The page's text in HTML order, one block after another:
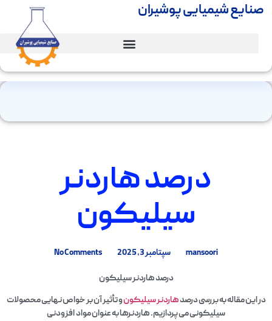
صنایع شیمیایی پوشیران
درصد هاردنر
سیلیکون
mansoori سپتامبر 3, 2025 No Comments
درصد هاردنر سیلیکون
در این مقاله به بررسی درصدهاردنر سیلیکونو تأثیر آن بر خواص نهایی محصولات
سیلیکونی می‌پردازیم. هاردنرها به عنوان مواد افزودنی